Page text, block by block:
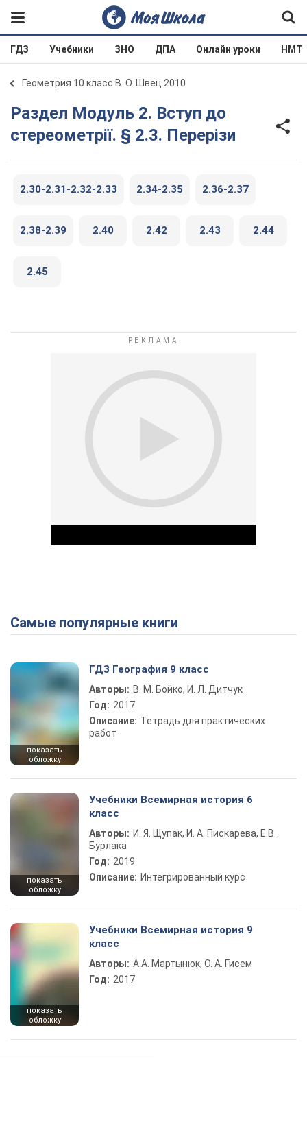
ГДЗ Учебники ЗНО ДПА Онлайн уроки НМТ
Геометрия 10 класс В. О. Швец 2010
Раздел Модуль 2. Вступ до
стереометрії. § 2.3. Перерізи
2.30-2.31-2.32-2.33 2.34-2.35 2.36-2.37
2.38-2.39 2.40 2.42 2.43 2.44
2.45
Play Video
Самые популярные книги
показать
обложку
ГДЗ География 9 класс
Авторы: В. М. Бойко, И. Л. Дитчук
Год: 2017
Описание: Тетрадь для практических
работ
показать
обложку
Учебники Всемирная история 6
класс
Авторы: И. Я. Щупак, И. А. Пискарева, Е.В.
Бурлака
Год: 2019
Описание: Интегрированный курс
показать
обложку
Учебники Всемирная история 9
класс
Авторы: А.А. Мартынюк, О. А. Гисем
Год: 2017